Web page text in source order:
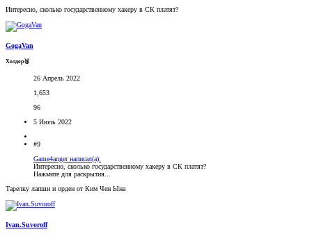
Интересно, сколько государственному хакеру в СК платят?
GogaVan
Холдер🥉
26 Апрель 2022
1,653
96
5 Июль 2022
#9
Game4anger написал(а):
Интересно, сколько государственному хакеру в СК платят?
Нажмите для раскрытия...
Тарелку лапши и орден от Ким Чен Ына
Ivan.Suvoroff